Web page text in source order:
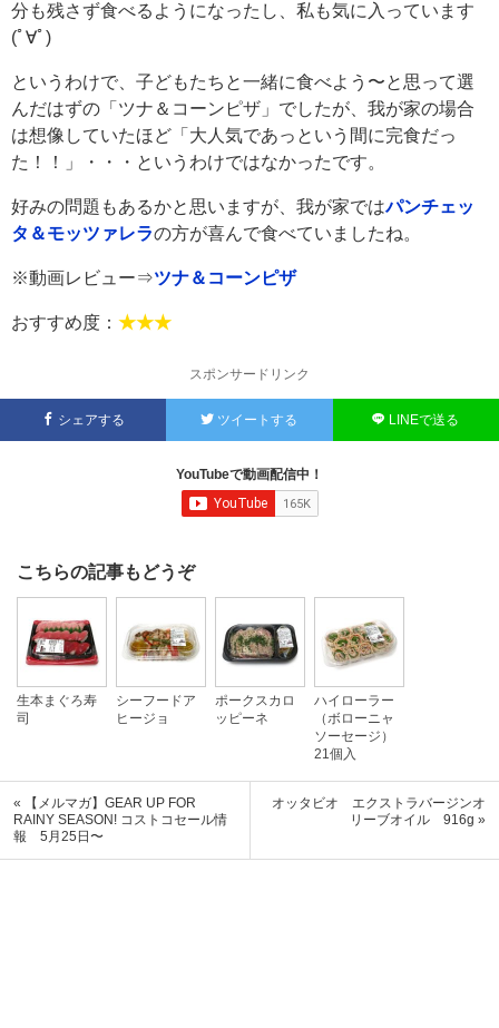
分も残さず食べるようになったし、私も気に入っています
(ﾟ∀ﾟ)
というわけで、子どもたちと一緒に食べよう〜と思って選
んだはずの「ツナ＆コーンピザ」でしたが、我が家の場合
は想像していたほど「大人気であっという間に完食だっ
た！！」・・・というわけではなかったです。
好みの問題もあるかと思いますが、我が家ではパンチェッ
タ＆モッツァレラの方が喜んで食べていましたね。
※動画レビュー⇒ツナ＆コーンピザ
おすすめ度： ★★★
スポンサードリンク
シェアする ツイートする LINEで送る
YouTubeで動画配信中！
こちらの記事もどうぞ
生本まぐろ寿
司
シーフードア
ヒージョ
ポークスカロ
ッピーネ
ハイローラー
（ボローニャ
ソーセージ）
21個入
« 【メルマガ】GEAR UP FOR
RAINY SEASON! コストコセール情
報 5月25日〜
オッタビオ エクストラバージンオ
リーブオイル 916g »